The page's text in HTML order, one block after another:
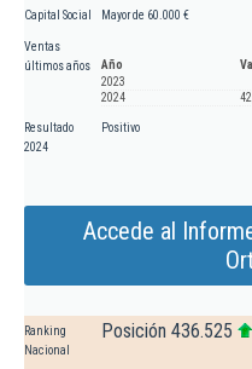
Capital Social Mayor de 60.000 €
Ventas
últimos años
Año
2023
2024
Resultado
2024
Positivo
Accede al
Ranking
Nacional
Posición 436.525